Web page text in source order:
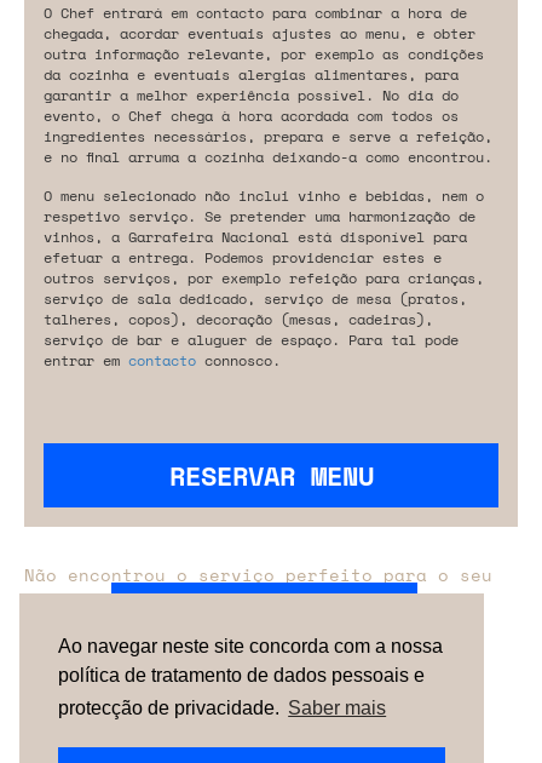
Ao navegar neste site concorda com a nossa
política de tratamento de dados pessoais e
protecção de privacidade. Saber mais
O Chef entrará em contacto para combinar a hora de
chegada, acordar eventuais ajustes ao menu, e obter
outra informação relevante, por exemplo as condições
da cozinha e eventuais alergias alimentares, para
garantir a melhor experiência possível. No dia do
evento, o Chef chega à hora acordada com todos os
ingredientes necessários, prepara e serve a refeição,
e no final arruma a cozinha deixando-a como encontrou.
O menu selecionado não inclui vinho e bebidas, nem o
respetivo serviço. Se pretender uma harmonização de
vinhos, a Garrafeira Nacional está disponível para
efetuar a entrega. Podemos providenciar estes e
outros serviços, por exemplo refeição para crianças,
serviço de sala dedicado, serviço de mesa (pratos,
talheres, copos), decoração (mesas, cadeiras),
serviço de bar e aluguer de espaço. Para tal pode
entrar em contacto connosco.
RESERVAR MENU
Não encontrou o serviço perfeito para o seu
evento?
Entre em contacto connosco.
TERMOS & CONDIÇÕES SOBRE NÓS
COMO
FUNCIONA
CONTACTOS
NEWSLETTER
ESPAÑA | PORTUGAL| UNITED KINGDOM